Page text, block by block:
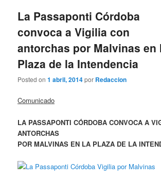
La Passaponti Córdoba
convoca a Vigilia con
antorchas por Malvinas en
Plaza de la Intendencia
Posted on1 abril, 2014por Redaccion
Comunicado
LA PASSAPONTI CÓRDOBA CONVOCA A
ANTORCHAS
POR MALVINAS EN LA PLAZA DE LA